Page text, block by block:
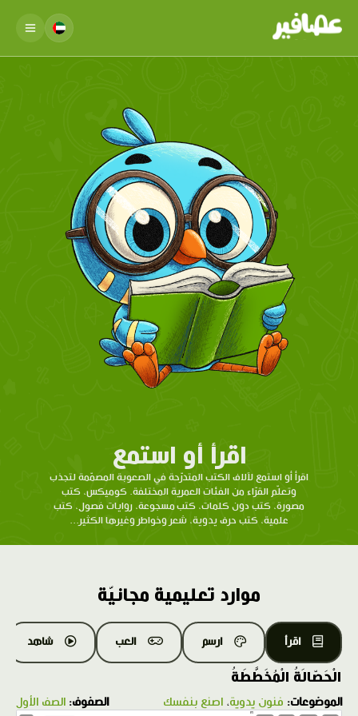
اقرأ أو استمع
اقرأ أو استمع لآلاف الكتب المتدرّحة في الصعوبة المصمّمة لتجذب
وتعلّم القرّاء من الفئات العمرية المختلفة. كوميكس، كتب
مصورة، كتب دون كلمات، كتب مسجوعة، روايات فصول، كتب
علمية، كتب حرف يدوية، شعر وخواطر وغيرها الكثير...
موارد تعليمية مجانيّة
اقرأ ارسم العب شاهد
الْحَصّالَةُ الْمُخَطَّطَةُ
الموضوعات: فنون يدوية، اصنع بنفسك الصفوف: الصف الأول